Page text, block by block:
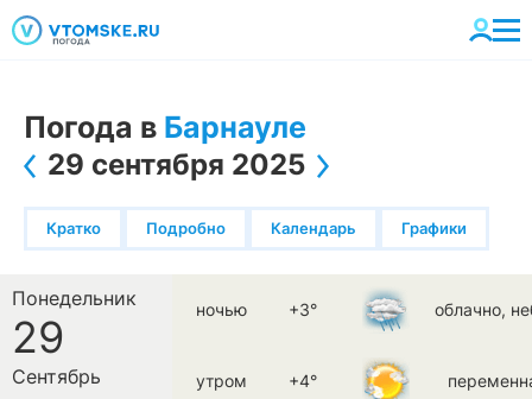
Погода в Барнауле
29 сентября 2025
Кратко Подробно Календарь Графики
Понедельник
29
Сентябрь
ночью +3° облачно,
утром +4°